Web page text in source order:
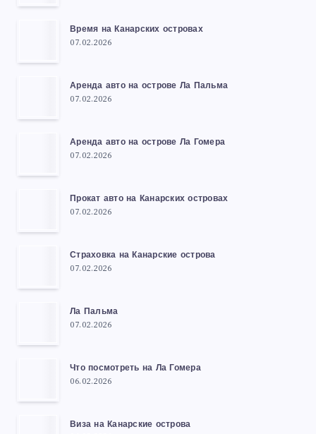
Время на Канарских островах
07.02.2026
Аренда авто на острове Ла Пальма
07.02.2026
Аренда авто на острове Ла Гомера
07.02.2026
Прокат авто на Канарских островах
07.02.2026
Страховка на Канарские острова
07.02.2026
Ла Пальма
07.02.2026
Что посмотреть на Ла Гомера
06.02.2026
Виза на Канарские острова